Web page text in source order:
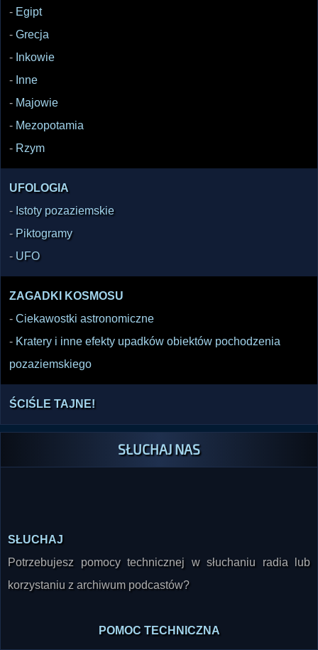
- Egipt
- Grecja
- Inkowie
- Inne
- Majowie
- Mezopotamia
- Rzym
UFOLOGIA
- Istoty pozaziemskie
- Piktogramy
- UFO
ZAGADKI KOSMOSU
- Ciekawostki astronomiczne
- Kratery i inne efekty upadków obiektów pochodzenia
pozaziemskiego
ŚCIŚLE TAJNE!
SŁUCHAJ NAS
SŁUCHAJ
Potrzebujesz pomocy technicznej w słuchaniu radia lub
korzystaniu z archiwum podcastów?
POMOC TECHNICZNA